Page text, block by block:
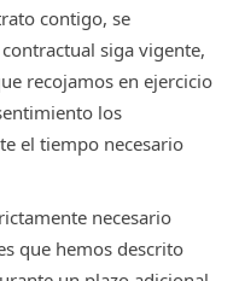
contigo, se
siga vigente,
recojamos en ejercicio
los
el tiempo necesario
necesario
que hemos descrito